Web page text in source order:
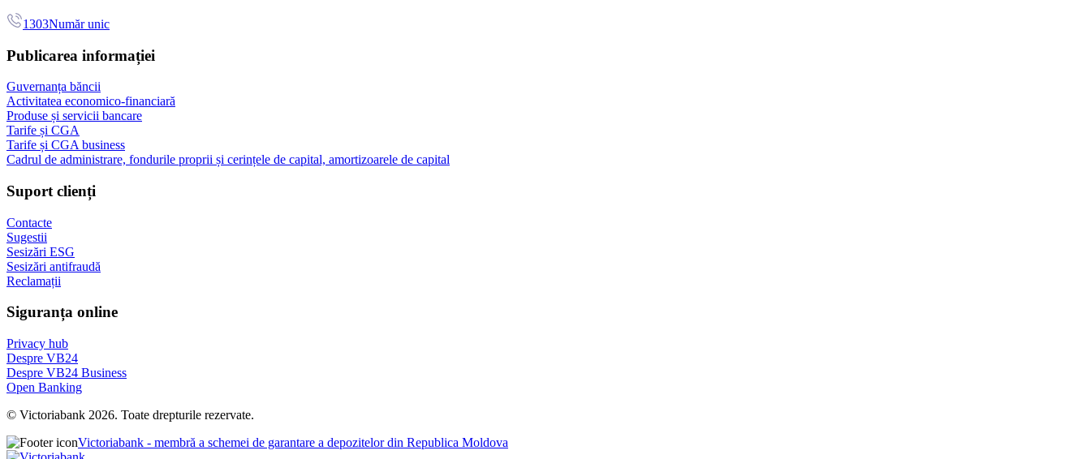
1303Număr unic
Publicarea informației
Guvernanța băncii
Activitatea economico-financiară
Produse și servicii bancare
Tarife și CGA
Tarife și CGA business
Cadrul de administrare, fondurile proprii și cerințele de capital, amortizoarele de capital
Suport clienți
Contacte
Sugestii
Sesizări ESG
Sesizări antifraudă
Reclamații
Siguranța online
Privacy hub
Despre VB24
Despre VB24 Business
Open Banking
© Victoriabank 2026. Toate drepturile rezervate.
Victoriabank - membră a schemei de garantare a depozitelor din Republica Moldova